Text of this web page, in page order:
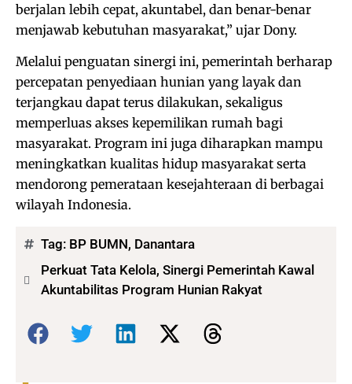
berjalan lebih cepat, akuntabel, dan benar-benar
menjawab kebutuhan masyarakat,” ujar Dony.
Melalui penguatan sinergi ini, pemerintah berharap
percepatan penyediaan hunian yang layak dan
terjangkau dapat terus dilakukan, sekaligus
memperluas akses kepemilikan rumah bagi
masyarakat. Program ini juga diharapkan mampu
meningkatkan kualitas hidup masyarakat serta
mendorong pemerataan kesejahteraan di berbagai
wilayah Indonesia.
Tag: BP BUMN, Danantara
Perkuat Tata Kelola, Sinergi Pemerintah Kawal
Akuntabilitas Program Hunian Rakyat
Bagikan: